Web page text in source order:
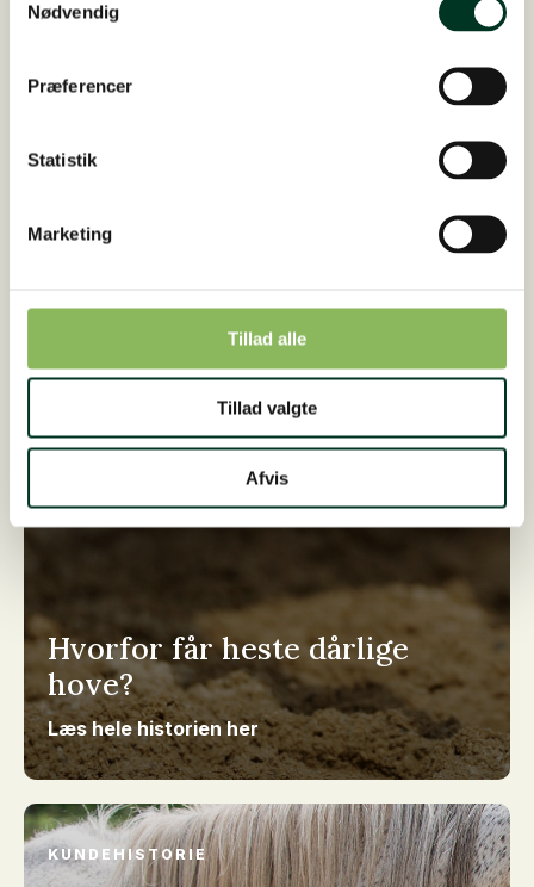
Nødvendig
Præferencer
Statistik
Marketing
Tillad alle
Tillad valgte
Afvis
Hovens fugtighed – det
KUNDEHISTORIE
Hvorfor får heste dårlige
hove?
Læs hele historien her
KUNDEHISTORIE